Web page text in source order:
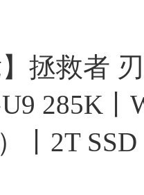
】拯救者
285K丨
丨2T